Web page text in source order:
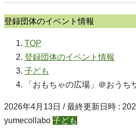
登録団体のイベント情報
TOP
登録団体のイベント情報
子ども
「おもちゃの広場」＠おうち
2026年4月13日 / 最終更新日時 :
yumecollabo 子ども